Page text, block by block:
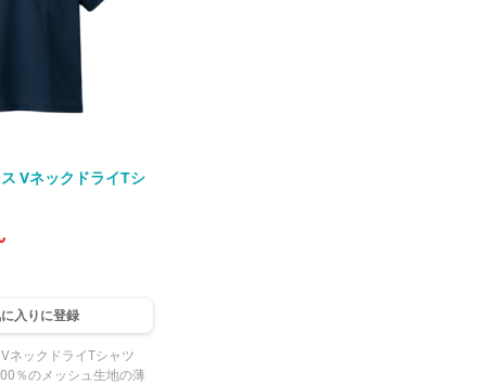
VネックドライTシ
入りに登録
ネックドライTシャツ
％のメッシュ生地の薄